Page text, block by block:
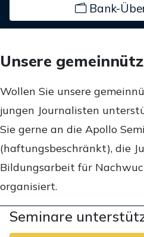
Bank-
Unsere
Wollen Sie unsere
jungen Journalisten
Sie gerne an die Apollo
(haftungsbeschränkt), die
Bildungsarbeit für
organisiert.
Seminare